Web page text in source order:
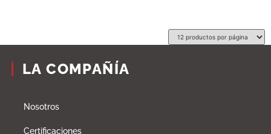
LA COMPAÑÍA
Nosotros
Certificaciones